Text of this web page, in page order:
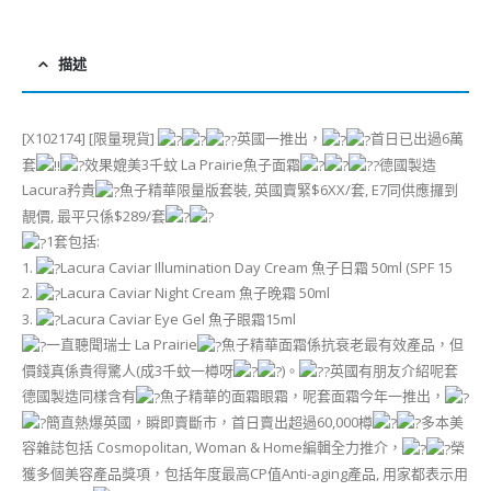
描述
[X102174] [限量現貨] 英國一推出，
首日已出過6萬
套
效果媲美3千蚊 La Prairie魚子面霜
德國製造
Lacura矜貴
魚子精華限量版套裝, 英國賣緊$6XX/套, E7同供應攞到
靚價, 最平只係$289/套
1套包括:
1.
Lacura Caviar Illumination Day Cream 魚子日霜 50ml (SPF 15
2.
Lacura Caviar Night Cream 魚子晚霜 50ml
3.
Lacura Caviar Eye Gel 魚子眼霜15ml
一直聽聞瑞士 La Prairie
魚子精華面霜係抗衰老最有效產品，但
價錢真係貴得驚人(成3千蚊一樽呀
)。
英國有朋友介紹呢套
德國製造同樣含有
魚子精華的面霜眼霜，呢套面霜今年一推出，
簡直熱爆英國，瞬即賣斷市，首日賣出超過60,000樽
多本美
容雜誌包括 Cosmopolitan, Woman & Home編輯全力推介，
榮
獲多個美容產品獎項，包括年度最高CP值Anti-aging產品, 用家都表示用